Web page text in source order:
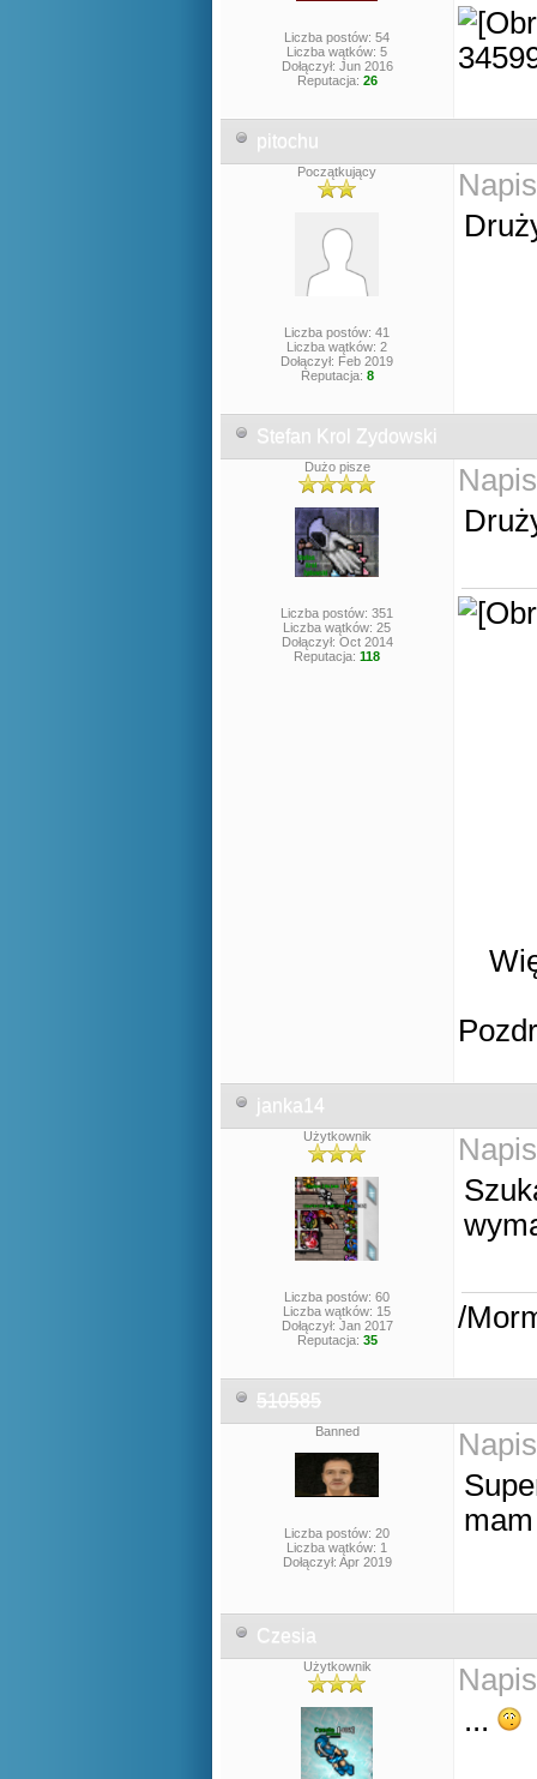
Liczba postów: 54
Liczba wątków: 5
Dołączył: Jun 2016
Reputacja: 26
pitochu
Początkujący
Liczba postów: 41
Liczba wątków: 2
Dołączył: Feb 2019
Reputacja: 8
Stefan Krol Zydowski
Dużo pisze
Liczba postów: 351
Liczba wątków: 25
Dołączył: Oct 2014
Reputacja: 118
janka14
Użytkownik
Liczba postów: 60
Liczba wątków: 15
Dołączył: Jan 2017
Reputacja: 35
/
510585
Banned
Liczba postów: 20
Liczba wątków: 1
Dołączył: Apr 2019
Czesia
Użytkownik
...